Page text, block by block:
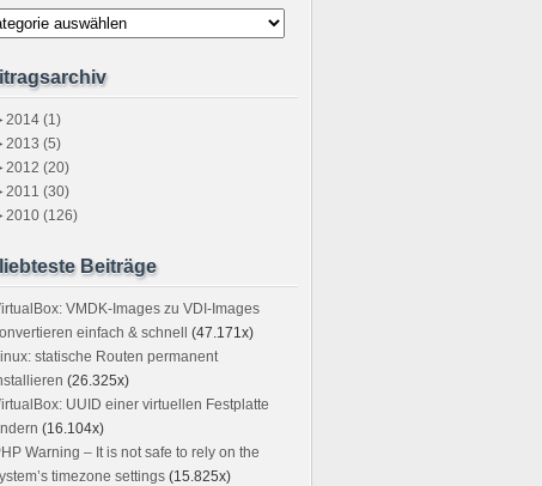
2014 (1)
2013 (5)
2012 (20)
2011 (30)
2010 (126)
Beiträge
VMDK-Images zu VDI-Images
einfach & schnell
(47.171x)
statische Routen permanent
(26.325x)
UUID einer virtuellen Festplatte
(16.104x)
Warning – It is not safe to rely on the
timezone settings (15.825x)